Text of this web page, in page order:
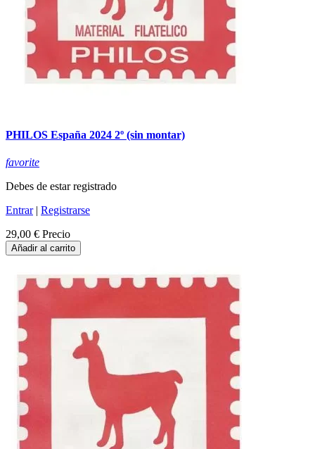
PHILOS España 2024 2º (sin montar)
favorite
Debes de estar registrado
Entrar| Registrarse
29,00 € Precio
Añadir al carrito